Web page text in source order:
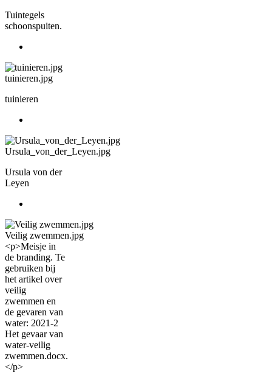
Tuintegels
schoonspuiten.
tuinieren.jpg
tuinieren
Ursula_von_der_Leyen.jpg
Ursula von der
Leyen
Veilig zwemmen.jpg
<p>Meisje in
de branding. Te
gebruiken bij
het artikel over
veilig
zwemmen en
de gevaren van
water: 2021-2
Het gevaar van
water-veilig
zwemmen.docx.
</p>